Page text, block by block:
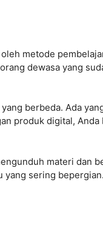
metode
dewasa yang
berbeda. Ada
produk digital,
materi dan
yang sering bepergian.